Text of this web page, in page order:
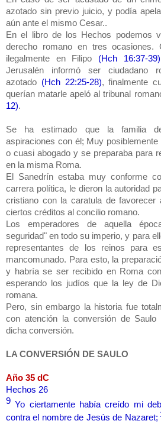
azotado sin previo juicio, y podía
aún ante el mismo Cesar..
En el libro de los Hechos podemos
derecho romano en tres ocasiones.
ilegalmente en Filipo (Hch 16:37-39)
Jerusalén informó ser ciudadano
azotado (Hch 22:25-28), finalmente
querían matarle apeló al tribunal
12).
Se ha estimado que la familia
aspiraciones con él; Muy
o cuasi abogado y se preparaba para
en la misma Roma.
El Sanedrín estaba muy conforme
carrera política, le dieron la autoridad
cristiano con la caratula de
ciertos créditos al concilio romano.
Los emperadores de aquella
seguridad" en todo su imperio, y para
representantes de los reinos para
mancomunado. Para esto, la
y habría se ser recibido en Roma
esperando los judíos que la ley de
romana.
Pero, sin embargo la historia fue
con atención la conversión de
dicha conversión.
LA CONVERSIÓN DE SAULO
Año 35 dC
Hechos 26
9Yo ciertamente había creído mi
contra el nombre de Jesús de Nazaret;